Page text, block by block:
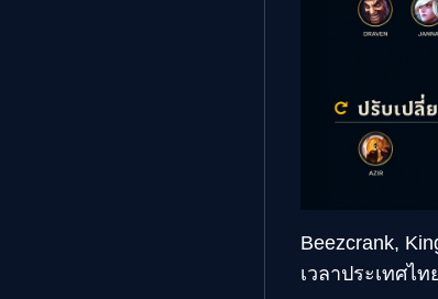
Beezcrank,
เวลาประเทศไท